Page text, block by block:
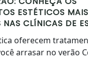
ESTÉTICOS MAIS
NAS CLÍNICAS DE
oferecem
arrasar no verão